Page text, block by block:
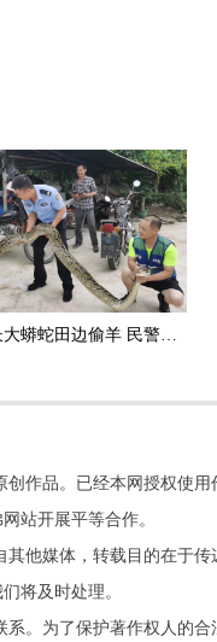
安溪：3.5米长大蟒蛇田边偷羊 民警擒获放生
作品。已经本网授权使
站开展平等合作。
他媒体，转载目的在于
将及时处理。
。为了保护著作权人的